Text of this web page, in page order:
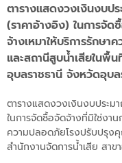
ตารางแสดงวงเงินงบป
(ราคาอ้างอิง) ในการจัด
จ้างเหมาให้บริการรักษ
และสถานีสูบน้ำเสียในพื้
อุบลราชธานี จังหวัดอุบล
ตารางแสดงวงเงินงบประม
ในการจัดซื้อจัดจ้างที่มิใช่งา
ความปลอดภัยโรงปรับปรุง
สำนักงานจัดการน้ำเสีย สา